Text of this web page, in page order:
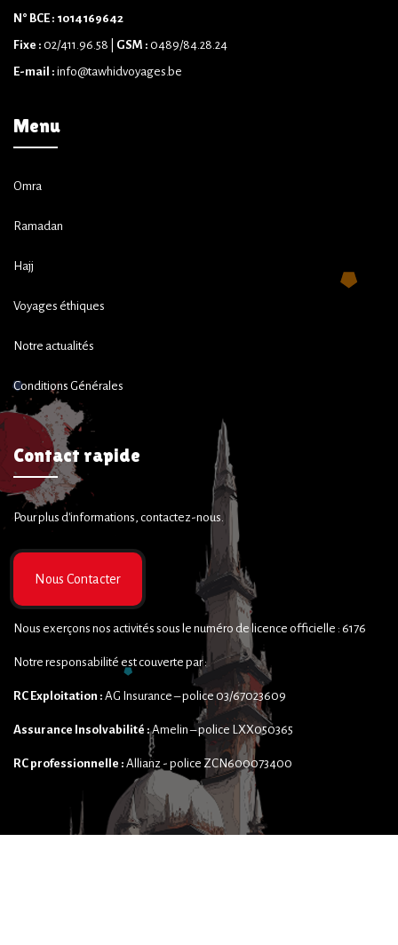
N° BCE : 1014169642
Fixe : 02/411.96.58 | GSM : 0489/84.28.24
E-mail : info@tawhidvoyages.be
Menu
Omra
Ramadan
Hajj
Voyages éthiques
Notre actualités
Conditions Générales
Contact rapide
Pour plus d'informations, contactez-nous.
Nous Contacter
Nous exerçons nos activités sous le numéro de licence officielle : 6176
Notre responsabilité est couverte par :
RC Exploitation : AG Insurance – police 03/67023609
Assurance Insolvabilité :Amelin – police LXX050365
RC professionnelle : Allianz - police ZCN600073400